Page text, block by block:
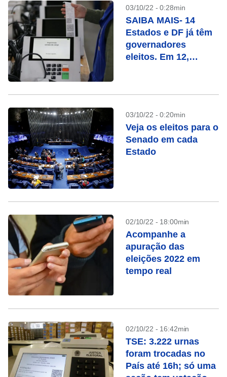
03/10/22 - 0:28min
SAIBA MAIS- 14
Estados e DF já têm
governadores
eleitos. Em 12,
03/10/22 - 0:20min
Veja os eleitos para o
Senado em cada
Estado
02/10/22 - 18:00min
Acompanhe a
apuração das
eleições 2022 em
tempo real
02/10/22 - 16:42min
TSE: 3.222 urnas
foram trocadas no
País até 16h; só uma